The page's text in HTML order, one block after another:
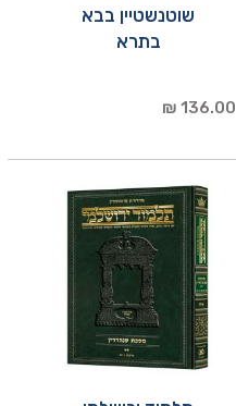
שוטנשטיין בבא
בתרא
136.00 ₪